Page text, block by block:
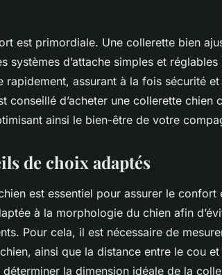
est primordiale. Une collerette bien
systèmes d’attache simples et
rapidement, assurant à la fois sécurité
conseillé d’acheter une collerette chien
ainsi le bien-être de votre
de choix adaptés
est essentiel pour assurer le confort
à la morphologie du chien afin
Pour cela, il est nécessaire de
ainsi que la distance entre le cou
la dimension idéale de la